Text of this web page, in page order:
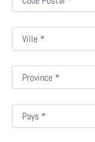
postal
Población
Provincia
Pays